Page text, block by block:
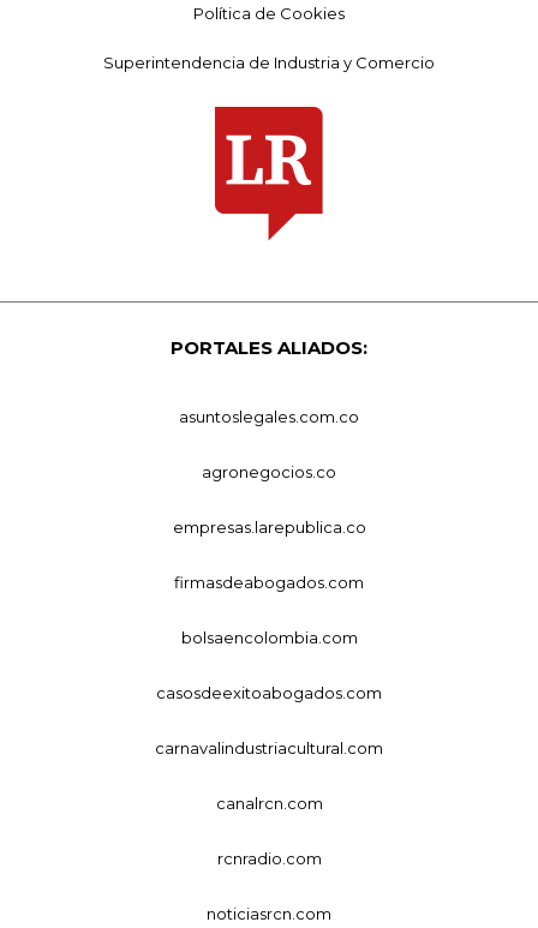
Política de Cookies
Superintendencia de Industria y Comercio
PORTALES ALIADOS:
asuntoslegales.com.co
agronegocios.co
empresas.larepublica.co
firmasdeabogados.com
bolsaencolombia.com
casosdeexitoabogados.com
carnavalindustriacultural.com
canalrcn.com
rcnradio.com
noticiasrcn.com